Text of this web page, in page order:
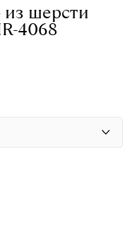
шерсти
4068